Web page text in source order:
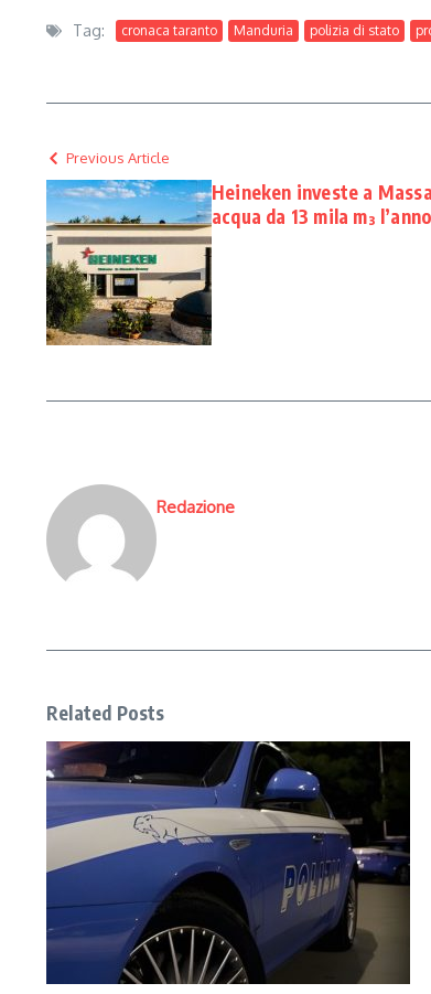
Tag: cronaca taranto Manduria polizia di stato
Previous Article
Heineken investe a
acqua da 13 mila m³ l’anno
Redazione
Related Posts